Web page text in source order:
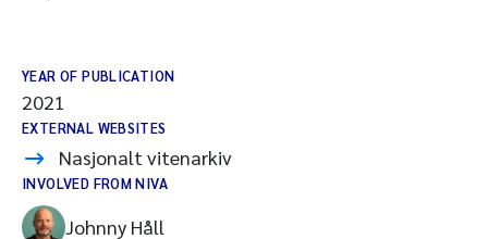
YEAR OF PUBLICATION
2021
EXTERNAL WEBSITES
Nasjonalt vitenarkiv
INVOLVED FROM NIVA
Johnny Håll